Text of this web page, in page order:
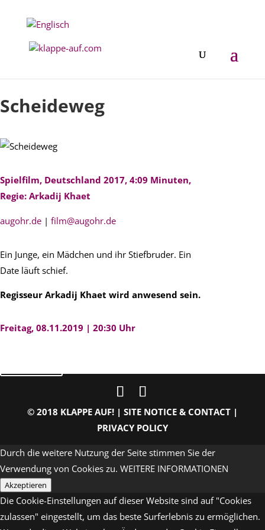
Scheideweg
Spielfilm, Deutschland 2017, 4:09 Minuten,
Regie: Arkadij Khaet
augohr.de | film@augohr.de
Ein Junge, ein Mädchen und ihr Stiefbruder. Ein
Date läuft schief.
Regisseur Arkadij Khaet wird anwesend sein.
Freitag, 08.11.2019 | 20:30 Uhr
© 2018 KLAPPE AUF! | SITE NOTICE & CONTACT|
PRIVACY POLICY
Durch die weitere Nutzung der Seite stimmen Sie der
Verwendung von Cookies zu. WEITERE INFORMATIONEN
Akzeptieren
Die Cookie-Einstellungen auf dieser Website sind auf "Cookies
zulassen" eingestellt, um das beste Surferlebnis zu ermöglichen.